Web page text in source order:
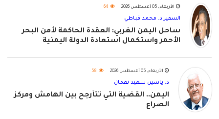
الأربعاء, 05 أغسطس 2026 64
السفير د. محمد قباطي
ساحل اليمن الغربي: العقدة الحاكمة لأمن البحر
الأحمر واستكمال استعادة الدولة اليمنية
الأربعاء, 05 أغسطس 2026 58
د. ياسين سعيد نعمان
اليمن.. القضية التي تتأرجح بين الهامش ومركز
الصراع